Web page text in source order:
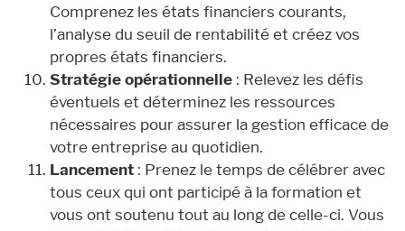
Comprenez les états financiers courants,
l’analyse du seuil de rentabilité et créez vos
propres états financiers.
Stratégie opérationnelle : Relevez les défis
éventuels et déterminez les ressources
nécessaires pour assurer la gestion efficace de
votre entreprise au quotidien.
Lancement : Prenez le temps de célébrer avec
tous ceux qui ont participé à la formation et
vous ont soutenu tout au long de celle-ci. Vous